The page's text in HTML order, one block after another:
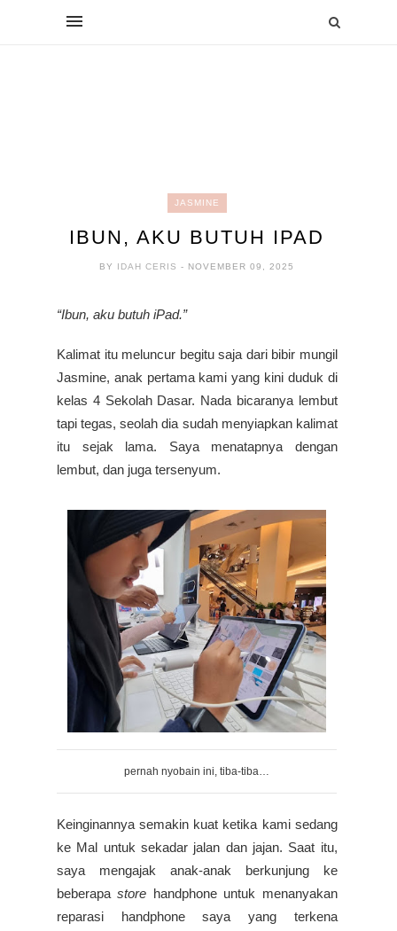
JASMINE
IBUN, AKU BUTUH IPAD
BY IDAH CERIS- NOVEMBER 09, 2025
“Ibun, aku butuh iPad.”
Kalimat itu meluncur begitu saja dari bibir mungil
Jasmine, anak pertama kami yang kini duduk di
kelas 4 Sekolah Dasar. Nada bicaranya lembut
tapi tegas, seolah dia sudah menyiapkan kalimat
itu sejak lama. Saya menatapnya dengan
lembut, dan juga tersenyum.
pernah nyobain ini, tiba-tiba…
Keinginannya semakin kuat ketika kami sedang
ke Mal untuk sekadar jalan dan jajan. Saat itu,
saya mengajak anak-anak berkunjung ke
beberapastore handphone untuk menanyakan
reparasi handphone saya yang terkena